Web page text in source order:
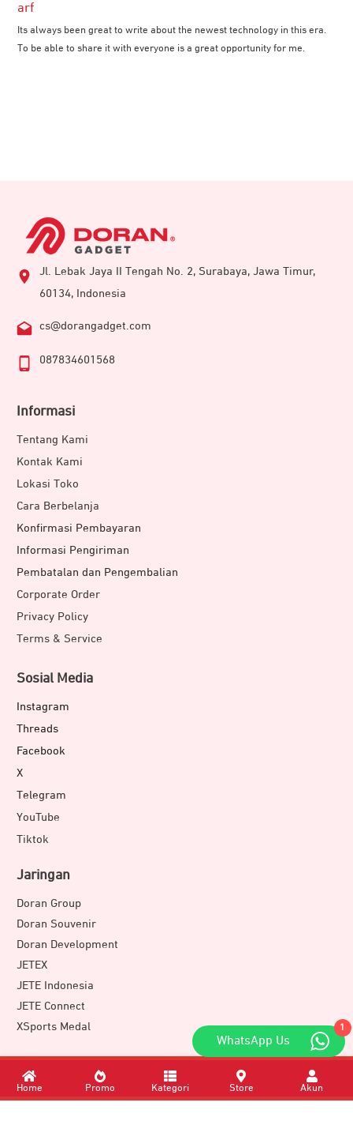
arf
Its always been great to write about the newest technology in this era.
To be able to share it with everyone is a great opportunity for me.
Jl. Lebak Jaya II Tengah No. 2, Surabaya, Jawa Timur,
60134, Indonesia
cs@dorangadget.com
087834601568
Informasi
Tentang Kami
Kontak Kami
Lokasi Toko
Cara Berbelanja
Konfirmasi Pembayaran
Informasi Pengiriman
Pembatalan dan Pengembalian
Corporate Order
Privacy Policy
Terms & Service
Sosial Media
Instagram
Threads
Facebook
X
Telegram
YouTube
Tiktok
Jaringan
Doran Group
Doran Souvenir
Doran Development
JETEX
JETE Indonesia
JETE Connect
XSports Medal
Download Apps
1
WhatsApp Us
Home Promo Kategori Store Akun